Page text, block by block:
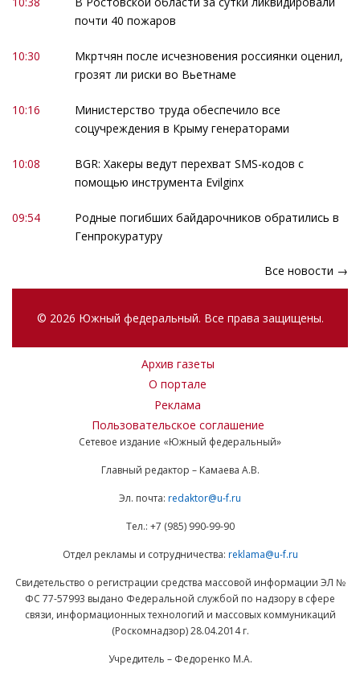
почти 40 пожаров
10:30
Мкртчян после исчезновения россиянки оценил,
грозят ли риски во Вьетнаме
10:16
Министерство труда обеспечило все
соцучреждения в Крыму генераторами
10:08
BGR: Хакеры ведут перехват SMS-кодов с
помощью инструмента Evilginx
09:54
Родные погибших байдарочников обратились в
Генпрокуратуру
Все новости →
© 2026 Южный федеральный. Все права защищены.
Архив газеты
О портале
Реклама
Пользовательское соглашение
Сетевое издание «Южный федеральный»
Главный редактор – Камаева А.В.
Эл. почта: redaktor@u-f.ru
Тел.: +7 (985) 990-99-90
Отдел рекламы и сотрудничества: reklama@u-f.ru
Свидетельство о регистрации средства массовой информации ЭЛ №
ФС 77-57993 выдано Федеральной службой по надзору в сфере
связи, информационных технологий и массовых коммуникаций
(Роскомнадзор) 28.04.2014 г.
Учредитель – Федоренко М.А.